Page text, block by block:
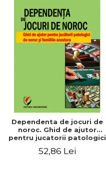
Dependenta de jocuri de
noroc. Ghid de ajutor
pentru jucatorii patologici
acestora - Steliana Rizeanu
52,86 Lei